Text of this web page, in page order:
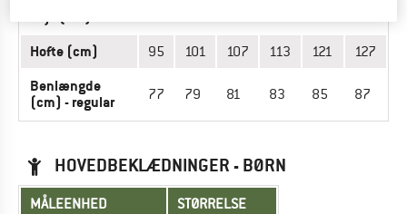
80 86 92 100 107 113
Hofte (cm) 95 101 107 113 121 127
Benlængde
(cm) - regular
77 79 81 83 85 87
HOVEDBEKLÆDNINGER - BØRN
MÅLEENHED STØRRELSE